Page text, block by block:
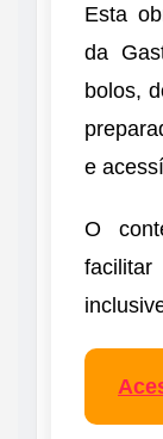
Esta
da
bolos,
e
O